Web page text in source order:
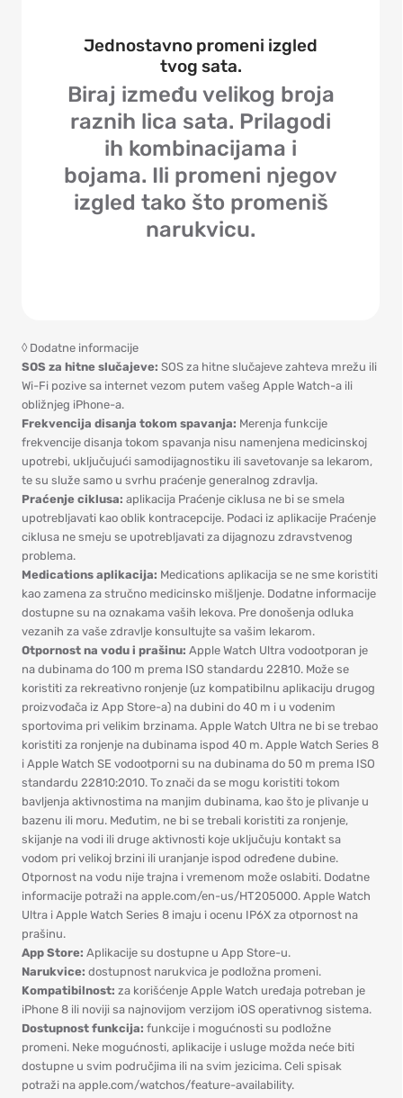
Jednostavno promeni izgled
tvog sata.
Biraj između velikog broja
raznih lica sata. Prilagodi
ih kombinacijama i
bojama. Ili promeni njegov
izgled tako što promeniš
narukvicu.
◊ Dodatne informacije
SOS za hitne slučajeve: SOS za hitne slučajeve zahteva mrežu ili
Wi-Fi pozive sa internet vezom putem vašeg Apple Watch-a ili
obližnjeg iPhone-a.
Frekvencija disanja tokom spavanja: Merenja funkcije
frekvencije disanja tokom spavanja nisu namenjena medicinskoj
upotrebi, uključujući samodijagnostiku ili savetovanje sa lekarom,
te su služe samo u svrhu praćenje generalnog zdravlja.
Praćenje ciklusa: aplikacija Praćenje ciklusa ne bi se smela
upotrebljavati kao oblik kontracepcije. Podaci iz aplikacije Praćenje
ciklusa ne smeju se upotrebljavati za dijagnozu zdravstvenog
problema.
Medications aplikacija: Medications aplikacija se ne sme koristiti
kao zamena za stručno medicinsko mišljenje. Dodatne informacije
dostupne su na oznakama vaših lekova. Pre donošenja odluka
vezanih za vaše zdravlje konsultujte sa vašim lekarom.
Otpornost na vodu i prašinu: Apple Watch Ultra vodootporan je
na dubinama do 100 m prema ISO standardu 22810. Može se
koristiti za rekreativno ronjenje (uz kompatibilnu aplikaciju drugog
proizvođača iz App Store-a) na dubini do 40 m i u vodenim
sportovima pri velikim brzinama. Apple Watch Ultra ne bi se trebao
koristiti za ronjenje na dubinama ispod 40 m. Apple Watch Series 8
i Apple Watch SE vodootporni su na dubinama do 50 m prema ISO
standardu 22810:2010. To znači da se mogu koristiti tokom
bavljenja aktivnostima na manjim dubinama, kao što je plivanje u
bazenu ili moru. Međutim, ne bi se trebali koristiti za ronjenje,
skijanje na vodi ili druge aktivnosti koje uključuju kontakt sa
vodom pri velikoj brzini ili uranjanje ispod određene dubine.
Otpornost na vodu nije trajna i vremenom može oslabiti. Dodatne
informacije potraži na apple.com/en-us/HT205000. Apple Watch
Ultra i Apple Watch Series 8 imaju i ocenu IP6X za otpornost na
prašinu.
App Store: Aplikacije su dostupne u App Store-u.
Narukvice: dostupnost narukvica je podložna promeni.
Kompatibilnost: za korišćenje Apple Watch uređaja potreban je
iPhone 8 ili noviji sa najnovijom verzijom iOS operativnog sistema.
Dostupnost funkcija: funkcije i mogućnosti su podložne
promeni. Neke mogućnosti, aplikacije i usluge možda neće biti
dostupne u svim područjima ili na svim jezicima. Celi spisak
potraži na apple.com/watchos/feature-availability.